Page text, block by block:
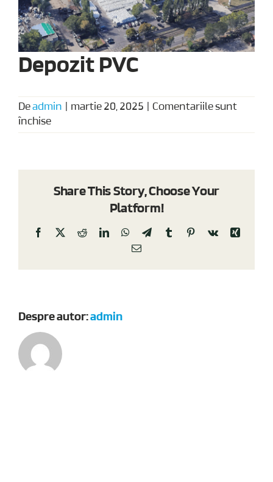
Depozit PVC
Deadmin martie 20, 2025
Comentariile sunt
închisepentru
Depozit
Share This Story, Choose Your
Platform!
Facebook
X RedditLinkedInWhatsApp
TelegramTumblrPinterest
Vk
Xing
E-
Despre autor:admin